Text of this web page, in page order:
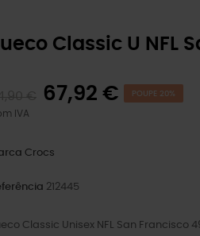
Classic U NFL
67,92 € POUPE 20%
IVA
Crocs
212445
Classic Unisex NFL San Francisco